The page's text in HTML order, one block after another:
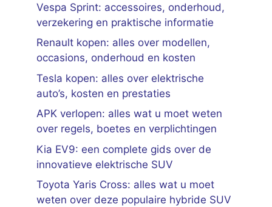
Vespa Sprint: accessoires, onderhoud,
verzekering en praktische informatie
Renault kopen: alles over modellen,
occasions, onderhoud en kosten
Tesla kopen: alles over elektrische
auto’s, kosten en prestaties
APK verlopen: alles wat u moet weten
over regels, boetes en verplichtingen
Kia EV9: een complete gids over de
innovatieve elektrische SUV
Toyota Yaris Cross: alles wat u moet
weten over deze populaire hybride SUV